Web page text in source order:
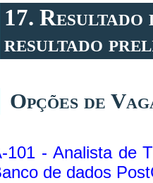
17.
resultado
Opções de
101 - Analista de
de dados